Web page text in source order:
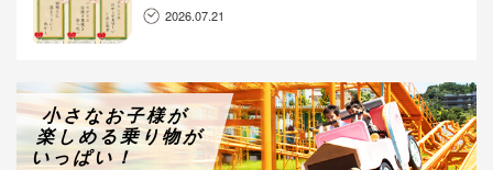
2026.07.21
小さなお子様が
楽しめる乗り物が
いっぱい！